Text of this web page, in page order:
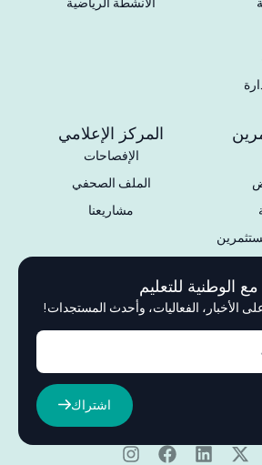
المركز الإعلامي
الإفصاحات
الملف الصحفي
مشاريعنا
الوطنية للتعليم
الأخبار، الفعاليات، وأحدث المستجدات!
اشتراك